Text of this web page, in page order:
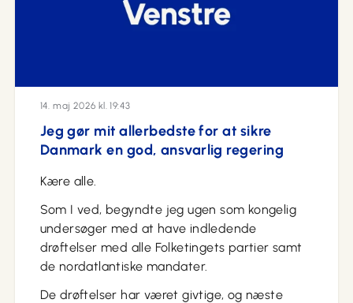
14. maj 2026 kl. 19:43
Jeg gør mit allerbedste for at sikre
Danmark en god, ansvarlig regering
Kære alle.
Som I ved, begyndte jeg ugen som kongelig
undersøger med at have indledende
drøftelser med alle Folketingets partier samt
de nordatlantiske mandater.
De drøftelser har været givtige, og næste